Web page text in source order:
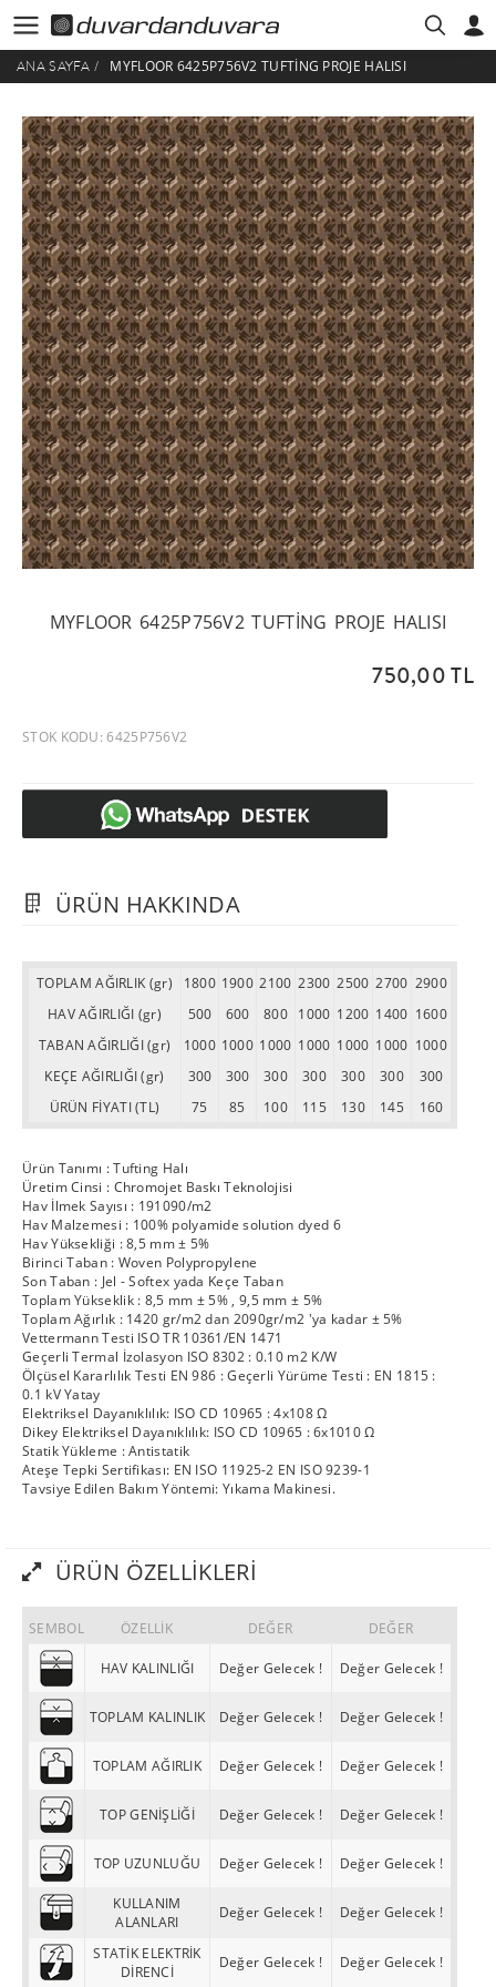
HESABIM ÜYE GIRIŞI
ANA SAYFA / MYFLOOR 6425P756V2 TUFTING PROJE HALISI
MYFLOOR 6425P756V2 TUFTING PROJE HALISI
750,00 TL
STOK KODU: 6425P756V2
ÜRÜN HAKKINDA
TOPLAM AĞIRLIK (gr) 1800 1900 2100 2300 2500 2700 2900
HAV AĞIRLIĞI (gr)
500 600 800 1000 1200 1400 1600
TABAN AĞIRLIĞI (gr)
1000 1000 1000 1000 1000 1000 1000
KEÇE AĞIRLIĞI (gr)
300 300 300 300 300 300
300
ÜRÜN FİYATI (TL)
75 85 100 115 130 145 160
Ürün Tanımı : Tufting Halı
Üretim Cinsi : Chromojet Baskı Teknolojisi
Hav İlmek Sayısı : 191090/m2
Hav Malzemesi : 100% polyamide solution dyed 6
Hav Yüksekliği : 8,5 mm ± 5%
Birinci Taban : Woven Polypropylene
Son Taban : Jel - Softex yada Keçe Taban
Toplam Yükseklik : 8,5 mm ± 5% , 9,5 mm ± 5%
Toplam Ağırlık : 1420 gr/m2 dan 2090gr/m2 'ya kadar ± 5%
Vettermann Testi ISO TR 10361/EN 1471
Geçerli Termal İzolasyon ISO 8302 : 0.10 m2 K/W
Ölçüsel Kararlılık Testi EN 986 : Geçerli Yürüme Testi : EN 1815 :
0.1 kV Yatay
Elektriksel Dayanıklılık: ISO CD 10965 : 4x108 Ω
Dikey Elektriksel Dayanıklılık: ISO CD 10965 : 6x1010 Ω
Statik Yükleme : Antistatik
Ateşe Tepki Sertifikası: EN ISO 11925-2 EN ISO 9239-1
Tavsiye Edilen Bakım Yöntemi: Yıkama Makinesi.
ÜRÜN ÖZELLIKLERI
SEMBOL ÖZELLİK DEĞER DEĞER
HAV KALINLIĞI Değer Gelecek ! Değer Gelecek !
TOPLAM KALINLIK Değer Gelecek ! Değer Gelecek !
TOPLAM AĞIRLIK Değer Gelecek ! Değer Gelecek !
TOP GENİŞLİĞİ Değer Gelecek ! Değer Gelecek !
TOP UZUNLUĞU Değer Gelecek ! Değer Gelecek !
KULLANIM
ALANLARI
Değer Gelecek ! Değer Gelecek !
STATİK ELEKTRİK
DİRENCİ
Değer Gelecek ! Değer Gelecek !